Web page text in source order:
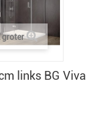
groter
links BG Viva